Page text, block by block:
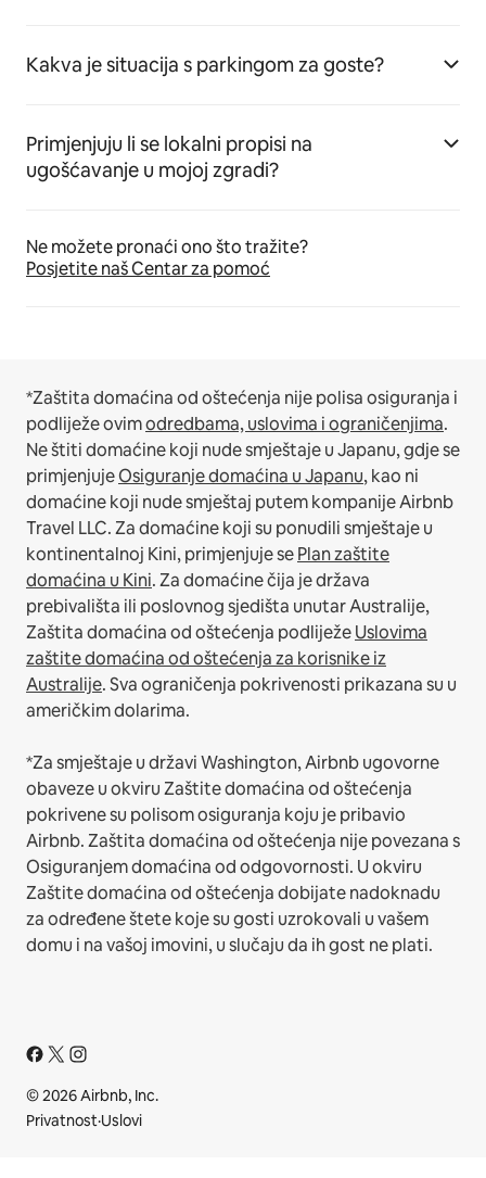
Kakva je situacija s parkingom za goste?
Primjenjuju li se lokalni propisi na
ugošćavanje u mojoj zgradi?
Ne možete pronaći ono što tražite?
Posjetite naš Centar za pomoć
*Zaštita domaćina od oštećenja nije polisa osiguranja i
podliježe ovimodredbama, uslovima i ograničenjima.
Ne štiti domaćine koji nude smještaje u Japanu, gdje se
primjenjujeOsiguranje domaćina u Japanu, kao ni
domaćine koji nude smještaj putem kompanije Airbnb
Travel LLC.Za domaćine koji su ponudili smještaje u
kontinentalnoj Kini, primjenjuje sePlan zaštite
domaćina u Kini.Za domaćine čija je država
prebivališta ili poslovnog sjedišta unutar Australije,
Zaštita domaćina od oštećenja podliježeUslovima
zaštite domaćina od oštećenja za korisnike iz
Australije. Sva ograničenja pokrivenosti prikazana su u
američkim dolarima.
*Za smještaje u državi Washington, Airbnb ugovorne
obaveze u okviru Zaštite domaćina od oštećenja
pokrivene su polisom osiguranja koju je pribavio
Airbnb. Zaštita domaćina od oštećenja nije povezana s
Osiguranjem domaćina od odgovornosti. U okviru
Zaštite domaćina od oštećenja dobijate nadoknadu
za određene štete koje su gosti uzrokovali u vašem
domu i na vašoj imovini, u slučaju da ih gost ne plati.
© 2026 Airbnb, Inc.
Privatnost·Uslovi